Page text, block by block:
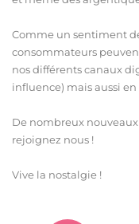
Comme un sentiment
consommateurs
nos différents canaux
influence) mais aussi
De nombreux
rejoignez nous !
Vive la nostalgie !